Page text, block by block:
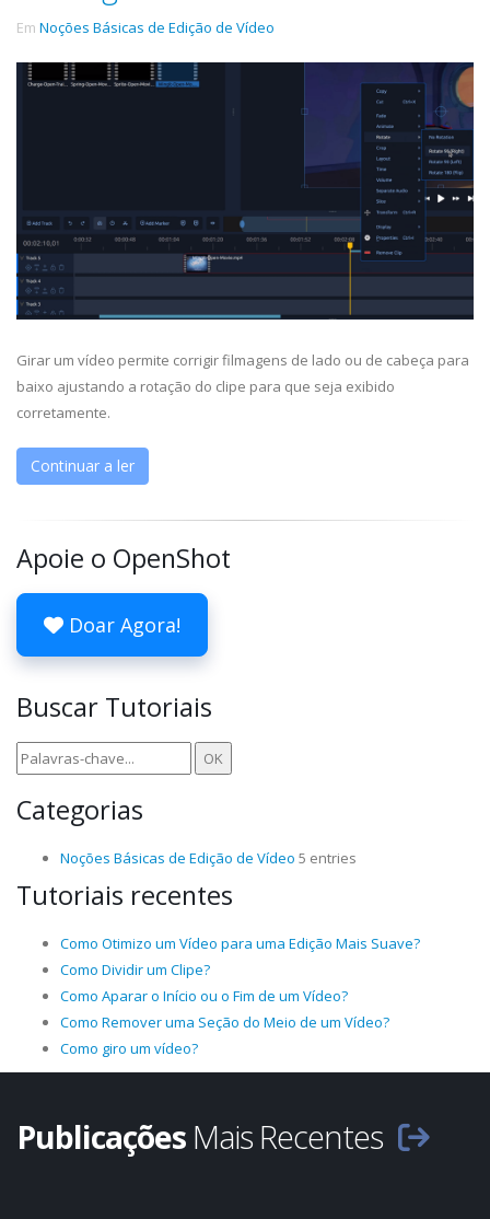
Em Noções Básicas de Edição de Vídeo
Girar um vídeo permite corrigir filmagens de lado ou de cabeça para
baixo ajustando a rotação do clipe para que seja exibido
corretamente.
Continuar a ler
Apoie o OpenShot
Doar Agora!
Buscar Tutoriais
Categorias
Noções Básicas de Edição de Vídeo 5 entries
Tutoriais recentes
Como Otimizo um Vídeo para uma Edição Mais Suave?
Como Dividir um Clipe?
Como Aparar o Início ou o Fim de um Vídeo?
Como Remover uma Seção do Meio de um Vídeo?
Como giro um vídeo?
Publicações Mais Recentes